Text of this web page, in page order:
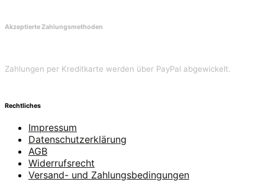
Akzeptierte Zahlungsmethoden
Zahlungen per Kreditkarte werden über PayPal abgewickelt.
Rechtliches
Impressum
Datenschutzerklärung
AGB
Widerrufsrecht
Versand- und Zahlungsbedingungen